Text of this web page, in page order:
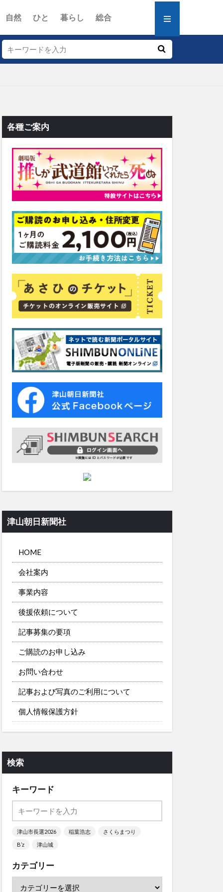
自然 ひと 暮らし 総合
各種ご案内
津山朝日新聞社
HOME
会社案内
事業内容
後援依頼について
記事募集の要項
ご購読のお申し込み
お問い合わせ
記事および写真のご利用について
個人情報保護方針
検索
キーワード
津山市長選2026 稲葉浩志
さくらまつり
B’z
津山城
カテゴリー